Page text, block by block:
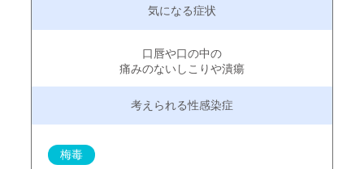
口唇や口の中の
痛みのないしこりや潰瘍
梅毒